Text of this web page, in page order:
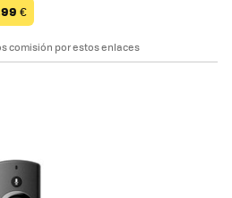
€
comisión por estos enlaces